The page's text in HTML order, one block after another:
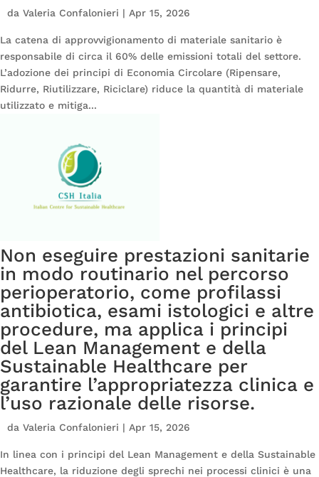
da Valeria Confalonieri | Apr 15, 2026
La catena di approvvigionamento di materiale sanitario è
responsabile di circa il 60% delle emissioni totali del settore.
L’adozione dei principi di Economia Circolare (Ripensare,
Ridurre, Riutilizzare, Riciclare) riduce la quantità di materiale
utilizzato e mitiga...
Non eseguire prestazioni sanitarie
in modo routinario nel percorso
perioperatorio, come profilassi
antibiotica, esami istologici e altre
procedure, ma applica i principi
del Lean Management e della
Sustainable Healthcare per
garantire l’appropriatezza clinica e
l’uso razionale delle risorse.
da Valeria Confalonieri | Apr 15, 2026
In linea con i principi del Lean Management e della Sustainable
Healthcare, la riduzione degli sprechi nei processi clinici è una